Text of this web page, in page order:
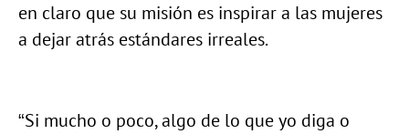
en claro que su misión es inspirar a las mujeres
a dejar atrás estándares irreales.
“Si mucho o poco, algo de lo que yo diga o